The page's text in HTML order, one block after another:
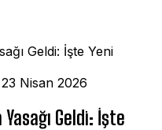
Geldi: İşte Yeni
Nisan 2026
Geldi: İşte